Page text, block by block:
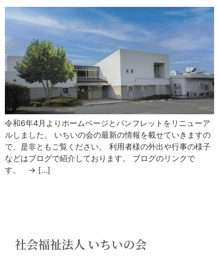
令和6年4月よりホームページとパンフレットをリニューア
ルしました。 いちいの会の最新の情報を載せていきますの
で、是非ともご覧ください。 利用者様の外出や行事の様子
などはブログで紹介しております。 ブログのリンクで
す。 → […]
社会福祉法人 いちいの会